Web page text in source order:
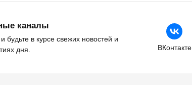
каналы
будьте в курсе свежих новостей и
дня.
ВКонтакте